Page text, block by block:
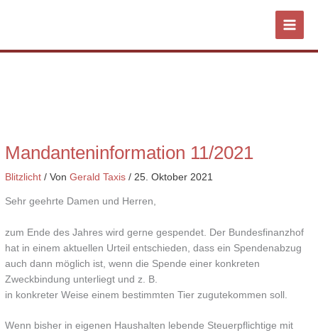
Mandanteninformation 11/2021
Blitzlicht / VonGerald Taxis/25. Oktober 2021
Sehr geehrte Damen und Herren,
zum Ende des Jahres wird gerne gespendet. Der Bundesfinanzhof
hat in einem aktuellen Urteil entschieden, dass ein Spendenabzug
auch dann möglich ist, wenn die Spende einer konkreten
Zweckbindung unterliegt und z. B.
in konkreter Weise einem bestimmten Tier zugutekommen soll.
Wenn bisher in eigenen Haushalten lebende Steuerpflichtige mit